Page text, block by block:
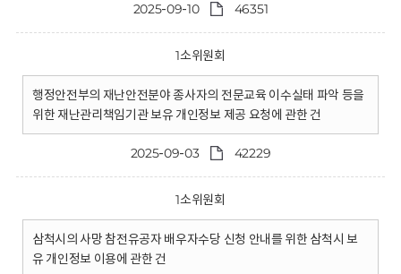
2025-09-10 46351
1소위원회
행정안전부의 재난안전분야 종사자의 전문교육 이수실태 파악 등을
위한 재난관리책임기관 보유 개인정보 제공 요청에 관한 건
2025-09-03 42229
1소위원회
삼척시의 사망 참전유공자 배우자수당 신청 안내를 위한 삼척시 보
유 개인정보 이용에 관한 건